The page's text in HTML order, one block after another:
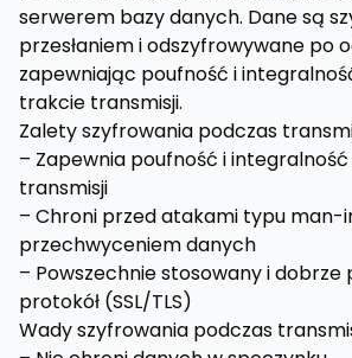
serwerem bazy danych. Dane są
przesłaniem i odszyfrowywane po
zapewniając poufność i
trakcie transmisji.
Zalety szyfrowania podczas
– Zapewnia poufność i
transmisji
– Chroni przed atakami typu
przechwyceniem danych
– Powszechnie stosowany i
protokół (SSL/TLS)
Wady szyfrowania podczas